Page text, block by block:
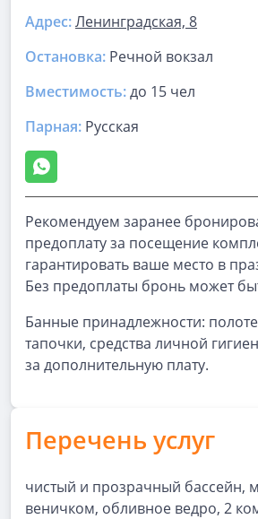
Адрес:Ленинградская, 8
Остановка: Речной вокзал
Вместимость:до 15 чел
Парная: Русская
Рекомендуем заранее
предоплату за посещение
гарантировать ваше место в
Без предоплаты бронь может
Банные принадлежности:
тапочки, средства личной
за дополнительную плату.
Перечень услуг
чистый и прозрачный бассейн,
веничком, обливное ведро, 2